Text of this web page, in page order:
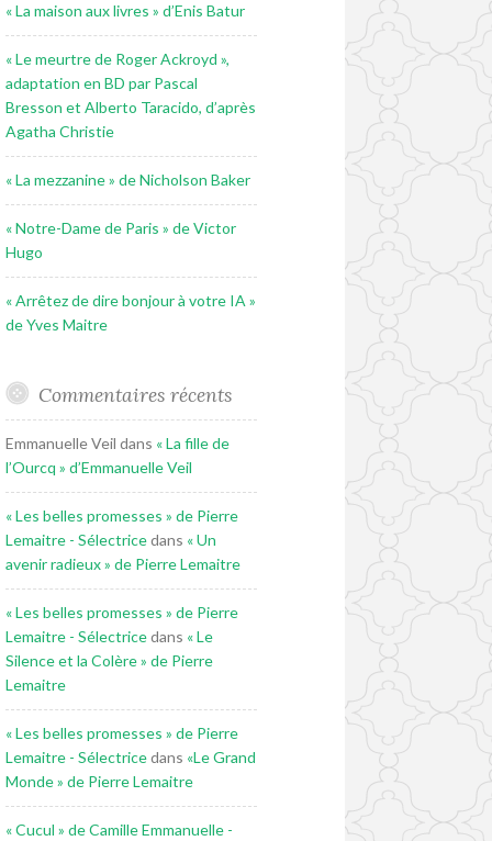
« La maison aux livres » d’Enis Batur
« Le meurtre de Roger Ackroyd »,
adaptation en BD par Pascal
Bresson et Alberto Taracido, d’après
Agatha Christie
« La mezzanine » de Nicholson Baker
« Notre-Dame de Paris » de Victor
Hugo
« Arrêtez de dire bonjour à votre IA »
de Yves Maitre
Commentaires récents
Emmanuelle Veil dans « La fille de
l’Ourcq » d’Emmanuelle Veil
« Les belles promesses » de Pierre
Lemaitre - Sélectricedans « Un
avenir radieux » de Pierre Lemaitre
« Les belles promesses » de Pierre
Lemaitre - Sélectricedans « Le
Silence et la Colère » de Pierre
Lemaitre
« Les belles promesses » de Pierre
Lemaitre - Sélectricedans «Le Grand
Monde » de Pierre Lemaitre
« Cucul » de Camille Emmanuelle -